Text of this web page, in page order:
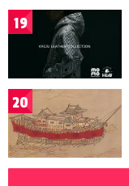
19
20